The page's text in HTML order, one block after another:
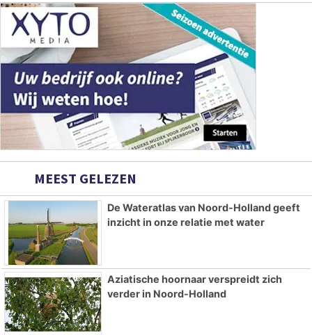
MEEST GELEZEN
De Wateratlas van Noord-Holland geeft
inzicht in onze relatie met water
Aziatische hoornaar verspreidt zich
verder in Noord-Holland